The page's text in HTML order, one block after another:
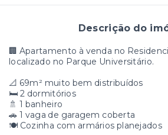
Descrição do
🏢 Apartamento à venda no
localizado no Parque Universitário.
📐 69m² muito bem distribuídos
🛏️ 2 dormitórios
🚿 1 banheiro
🚗 1 vaga de garagem coberta
🍽️ Cozinha com armários planejados